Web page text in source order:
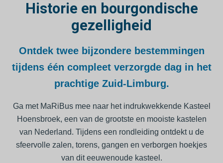
Historie en bourgondische
gezelligheid
Ontdek twee bijzondere bestemmingen
tijdens één compleet verzorgde dag in het
prachtige Zuid-Limburg.
Ga met MaRiBus mee naar het indrukwekkende Kasteel
Hoensbroek, een van de grootste en mooiste kastelen
van Nederland. Tijdens een rondleiding ontdekt u de
sfeervolle zalen, torens, gangen en verborgen hoekjes
van dit eeuwenoude kasteel.